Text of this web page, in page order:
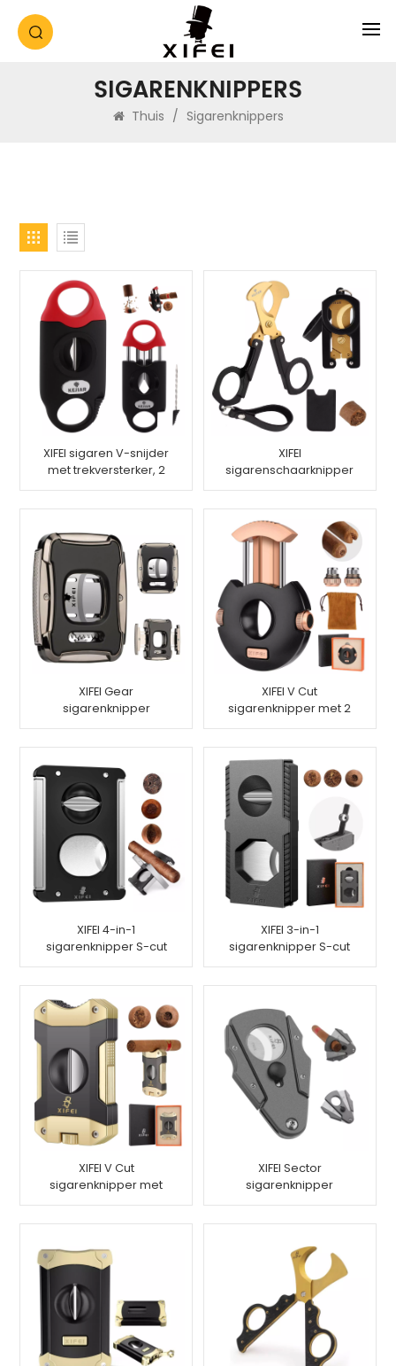
SIGARENKNIPPERS
Thuis / Sigarenknippers
XIFEI sigaren V-snijder
met trekversterker, 2
sigarenhouders,
XIFEI
sigarenschaarknipper
opvouwbaar met
XIFEI Gear
sigarenknipper
XIFEI V Cut
sigarenknipper met 2
stoten
XIFEI 4-in-1
sigarenknipper S-cut
V-cut punch-cut
XIFEI 3-in-1
sigarenknipper S-cut
V-cut Punch-cut
XIFEI V Cut
sigarenknipper met
sigarenponsstandaard
XIFEI Sector
sigarenknipper